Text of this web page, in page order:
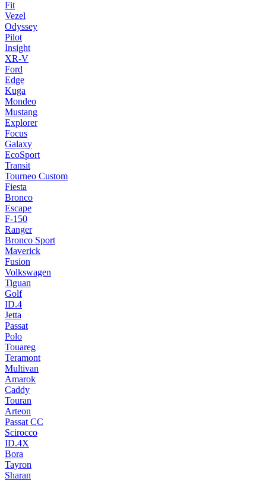
Fit
Vezel
Odyssey
Pilot
Insight
XR-V
Ford
Edge
Kuga
Mondeo
Mustang
Explorer
Focus
Galaxy
EcoSport
Transit
Tourneo Custom
Fiesta
Bronco
Escape
F-150
Ranger
Bronco Sport
Maverick
Fusion
Volkswagen
Tiguan
Golf
ID.4
Jetta
Passat
Polo
Touareg
Teramont
Multivan
Amarok
Caddy
Touran
Arteon
Passat CC
Scirocco
ID.4X
Bora
Tayron
Sharan